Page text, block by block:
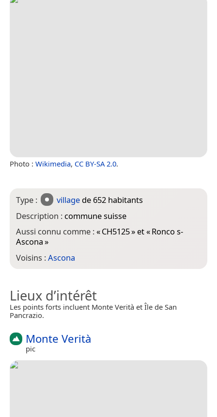
Photo : Wikimedia, CC BY-SA 2.0.
Type : village de 652 habitants
Description : commune suisse
Aussi connu comme :«CH5125» et «Ronco s-
Ascona»
Voisins :Ascona
Lieux d’intérêt
Les points forts incluent Monte Verità et Île de San
Pancrazio.
Monte Verità
pic